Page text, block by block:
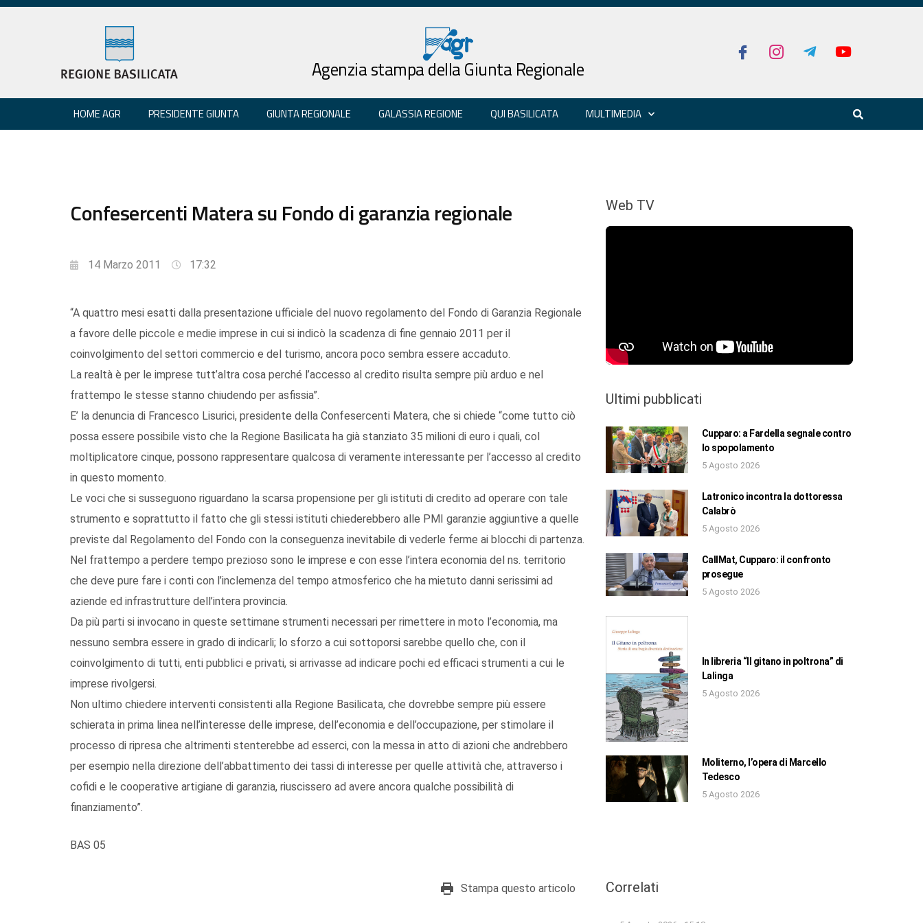
Agenzia stampa della Giunta Regionale
HOME AGR PRESIDENTE GIUNTA GIUNTA REGIONALE GALASSIA REGIONE QUI BASILICATA MULTIMEDIA
Confesercenti Matera su Fondo di garanzia regionale
14 Marzo 2011 17:32
“A quattro mesi esatti dalla presentazione ufficiale del nuovo regolamento del Fondo di Garanzia Regionale
a favore delle piccole e medie imprese in cui si indicò la scadenza di fine gennaio 2011 per il
coinvolgimento del settori commercio e del turismo, ancora poco sembra essere accaduto.
La realtà è per le imprese tutt’altra cosa perché l’accesso al credito risulta sempre più arduo e nel
frattempo le stesse stanno chiudendo per asfissia”.
E’ la denuncia di Francesco Lisurici, presidente della Confesercenti Matera, che si chiede “come tutto ciò
possa essere possibile visto che la Regione Basilicata ha già stanziato 35 milioni di euro i quali, col
moltiplicatore cinque, possono rappresentare qualcosa di veramente interessante per l’accesso al credito
in questo momento.
Le voci che si susseguono riguardano la scarsa propensione per gli istituti di credito ad operare con tale
strumento e soprattutto il fatto che gli stessi istituti chiederebbero alle PMI garanzie aggiuntive a quelle
previste dal Regolamento del Fondo con la conseguenza inevitabile di vederle ferme ai blocchi di partenza.
Nel frattempo a perdere tempo prezioso sono le imprese e con esse l’intera economia del ns. territorio
che deve pure fare i conti con l’inclemenza del tempo atmosferico che ha mietuto danni serissimi ad
aziende ed infrastrutture dell’intera provincia.
Da più parti si invocano in queste settimane strumenti necessari per rimettere in moto l’economia, ma
nessuno sembra essere in grado di indicarli; lo sforzo a cui sottoporsi sarebbe quello che, con il
coinvolgimento di tutti, enti pubblici e privati, si arrivasse ad indicare pochi ed efficaci strumenti a cui le
imprese rivolgersi.
Non ultimo chiedere interventi consistenti alla Regione Basilicata, che dovrebbe sempre più essere
schierata in prima linea nell’interesse delle imprese, dell’economia e dell’occupazione, per stimolare il
processo di ripresa che altrimenti stenterebbe ad esserci, con la messa in atto di azioni che andrebbero
per esempio nella direzione dell’abbattimento dei tassi di interesse per quelle attività che, attraverso i
cofidi e le cooperative artigiane di garanzia, riuscissero ad avere ancora qualche possibilità di
finanziamento”.
BAS 05
Stampa questo articolo
Web TV
Ultimi pubblicati
Cupparo: a Fardella segnale contro
lo spopolamento
5 Agosto 2026
Latronico incontra la dottoressa
Calabrò
5 Agosto 2026
CallMat, Cupparo: il confronto
prosegue
5 Agosto 2026
In libreria “Il gitano in poltrona” di
Lalinga
5 Agosto 2026
Moliterno, l’opera di Marcello
Tedesco
5 Agosto 2026
Correlati